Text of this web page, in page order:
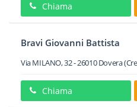
Chiama
Bravi Giovanni Battista
Via MILANO, 32-26010 Dovera
Chiama